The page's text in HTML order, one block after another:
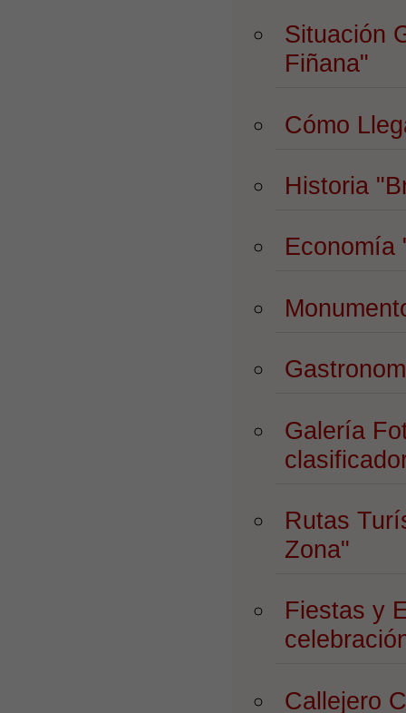
Situación
Fiñana"
Cómo
Historia
Economía
Galería
Rutas
Zona"
Fiestas y
Callejero